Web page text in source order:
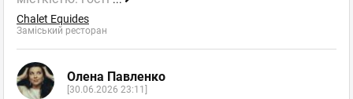
Chalet Equides
Заміський ресторан
Олена Павленко
[30.06.2026 23:11]